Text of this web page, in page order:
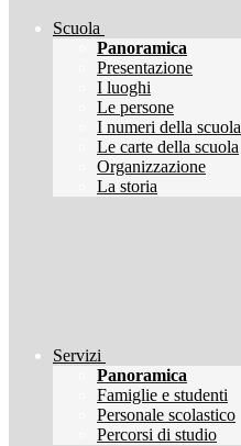
Scuola
Panoramica
Presentazione
I luoghi
Le persone
I numeri della scuola
Le carte della scuola
Organizzazione
La storia
Servizi
Panoramica
Famiglie e studenti
Personale scolastico
Percorsi di studio